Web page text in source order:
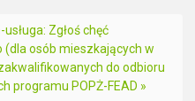
usługa: Zgłoś chęć
(dla osób mieszkających w
do odbioru
programu POPŻ-FEAD »